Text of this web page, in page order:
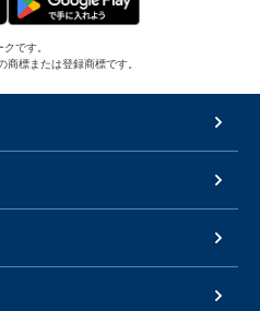
です。
標または登録商標です。